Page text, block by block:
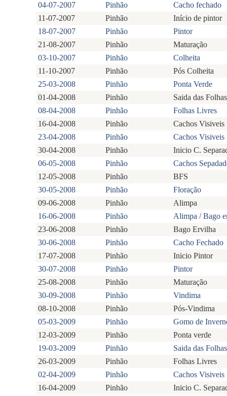
04-07-2007
Pinhão
Cacho fechado
11-07-2007
Pinhão
Início de pintor
18-07-2007
Pinhão
Pintor
21-08-2007
Pinhão
Maturação
03-10-2007
Pinhão
Colheita
11-10-2007
Pinhão
Pós Colheita
25-03-2008
Pinhão
Ponta Verde
01-04-2008
Pinhão
Saida das Folhas
08-04-2008
Pinhão
Folhas Livres
16-04-2008
Pinhão
Cachos Visiveis
23-04-2008
Pinhão
Cachos Visiveis
30-04-2008
Pinhão
Inicio C.
06-05-2008
Pinhão
Cachos
12-05-2008
Pinhão
BFS
30-05-2008
Pinhão
Floração
09-06-2008
Pinhão
Alimpa
16-06-2008
Pinhão
Alimpa / Bago
23-06-2008
Pinhão
Bago Ervilha
30-06-2008
Pinhão
Cacho Fechado
17-07-2008
Pinhão
Inicio Pintor
30-07-2008
Pinhão
Pintor
25-08-2008
Pinhão
Maturação
30-09-2008
Pinhão
Vindima
08-10-2008
Pinhão
Pós-Vindima
05-03-2009
Pinhão
Gomo de
12-03-2009
Pinhão
Ponta verde
19-03-2009
Pinhão
Saida das Folhas
26-03-2009
Pinhão
Folhas Livres
02-04-2009
Pinhão
Cachos Visiveis
16-04-2009
Pinhão
Inicio C.